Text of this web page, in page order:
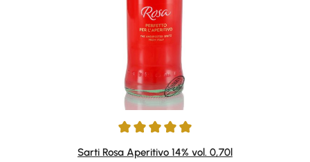
Durchschnittliche Bewertung von 5 von 5 Sternen
Sarti Rosa Aperitivo 14% vol. 0,70l